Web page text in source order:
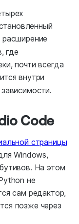
расширение
где
почти всегда
внутри
Code
страницы
Windows,
На этом
не
сам редактор,
позже через